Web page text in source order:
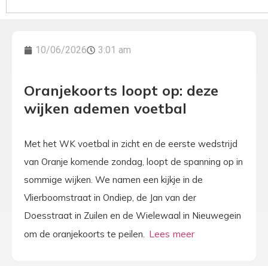
10/06/2026 3:01 am
Oranjekoorts loopt op: deze
wijken ademen voetbal
Met het WK voetbal in zicht en de eerste wedstrijd
van Oranje komende zondag, loopt de spanning op in
sommige wijken. We namen een kijkje in de
Vlierboomstraat in Ondiep, de Jan van der
Doesstraat in Zuilen en de Wielewaal in Nieuwegein
om de oranjekoorts te peilen.